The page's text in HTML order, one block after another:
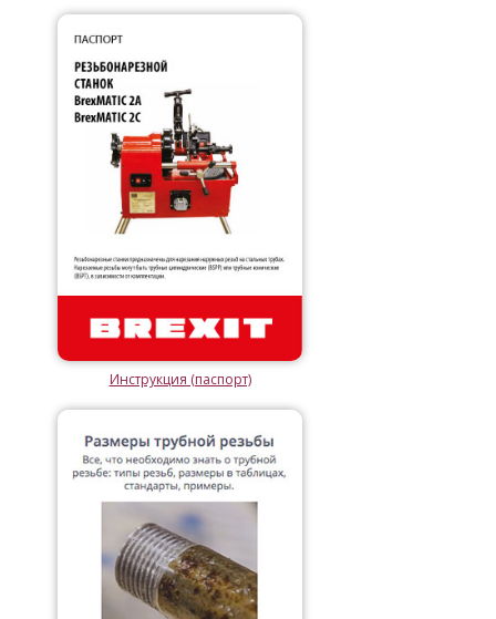
Инструкция (паспорт)